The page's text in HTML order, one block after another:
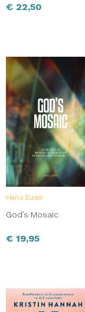
€ 22,50
Hans Euser
God’s Mosaic
€ 19,95